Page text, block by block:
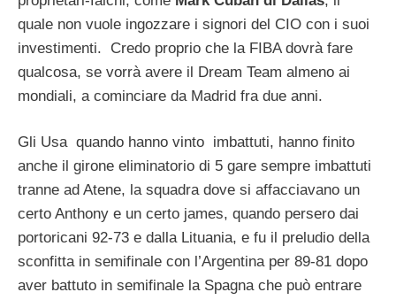
quale non vuole ingozzare i signori del CIO con i suoi
investimenti. Credo proprio che la FIBA dovrà fare
qualcosa, se vorrà avere il Dream Team almeno ai
mondiali, a cominciare da Madrid fra due anni.
Gli Usa quando hanno vinto imbattuti, hanno finito
anche il girone eliminatorio di 5 gare sempre imbattuti
tranne ad Atene, la squadra dove si affacciavano un
certo Anthony e un certo james, quando persero dai
portoricani 92-73 e dalla Lituania, e fu il preludio della
sconfitta in semifinale con l’Argentina per 89-81 dopo
aver battuto in semifinale la Spagna che può entrare